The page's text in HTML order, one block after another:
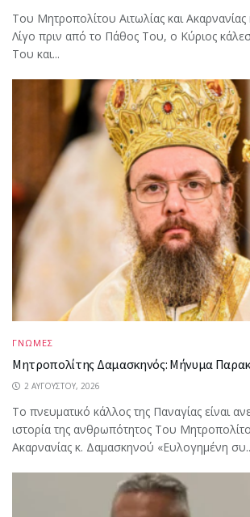
Του Μητροπολίτου Αιτωλίας και
Λίγο πριν από το Πάθος Του, ο Κύριος
Του και...
ΓΝΩΜΕΣ
Μητροπολίτης Δαμασκηνός: Μήνυμα
2 ΑΥΓΟΎΣΤΟΥ, 2026
Το πνευματικό κάλλος της Παναγίας είναι
ιστορία της ανθρωπότητος Του
Ακαρνανίας κ. Δαμασκηνού «Ευλογημένη